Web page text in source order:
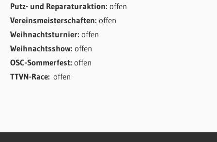
Putz- und Reparaturaktion:offen
Vereinsmeisterschaften:offen
Weihnachtsturnier:offen
Weihnachtsshow:offen
OSC-Sommerfest:offen
TTVN-Race:offen